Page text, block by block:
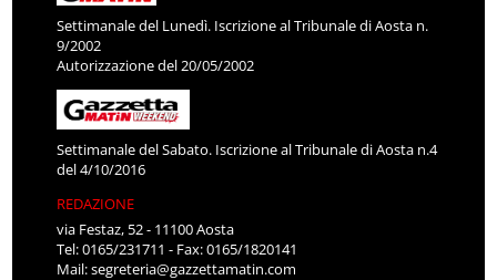
Settimanale del Lunedì. Iscrizione al Tribunale di Aosta n.
9/2002
Autorizzazione del 20/05/2002
Settimanale del Sabato. Iscrizione al Tribunale di Aosta n.4
del 4/10/2016
REDAZIONE
via Festaz, 52 - 11100 Aosta
Tel: 0165/231711 - Fax: 0165/1820141
Mail:segreteria@gazzettamatin.com